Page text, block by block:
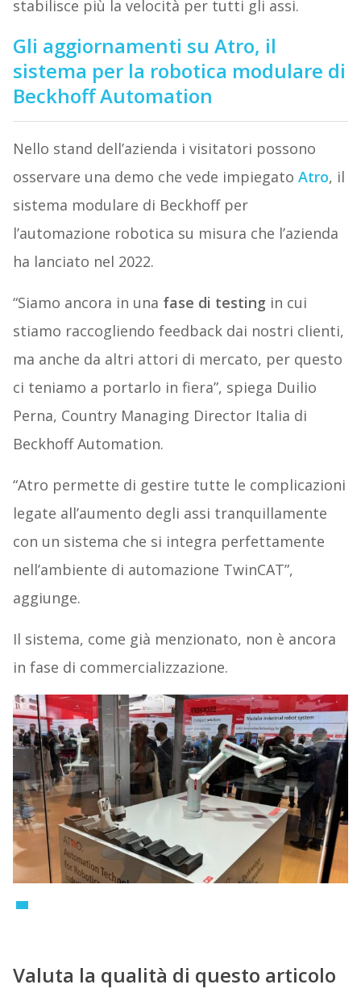
stabilisce più la velocità per tutti gli assi.
Gli aggiornamenti su Atro, il
sistema per la robotica modulare di
Beckhoff Automation
Nello stand dell’azienda i visitatori possono
osservare una demo che vede impiegato Atro, il
sistema modulare di Beckhoff per
l’automazione robotica su misura che l’azienda
ha lanciato nel 2022.
“Siamo ancora in una fase di testing in cui
stiamo raccogliendo feedback dai nostri clienti,
ma anche da altri attori di mercato, per questo
ci teniamo a portarlo in fiera”, spiega Duilio
Perna, Country Managing Director Italia di
Beckhoff Automation.
“Atro permette di gestire tutte le complicazioni
legate all’aumento degli assi tranquillamente
con un sistema che si integra perfettamente
nell’ambiente di automazione TwinCAT”,
aggiunge.
Il sistema, come già menzionato, non è ancora
in fase di commercializzazione.
Valuta la qualità di questo articolo